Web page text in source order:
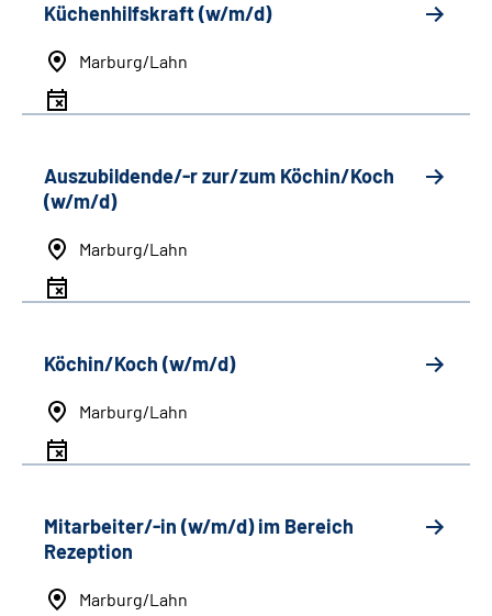
Küchenhilfskraft (w/m/d)
Marburg/Lahn
Auszubildende/-r zur/zum Köchin/Koch
(w/m/d)
Marburg/Lahn
Köchin/Koch (w/m/d)
Marburg/Lahn
Mitarbeiter/-in (w/m/d) im Bereich
Rezeption
Marburg/Lahn